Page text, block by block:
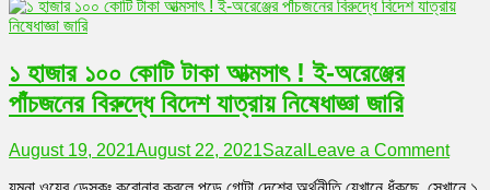
১ হাজার ১০০ কোটি টাকা আত্মসাৎ ! ই-অরেঞ্জের
পাঁচজনের বিরুদ্ধে বিদেশ যাত্রায় নিষেধাজ্ঞা জারি
August 19, 2021August 22, 2021Sazal Leave a Commenton